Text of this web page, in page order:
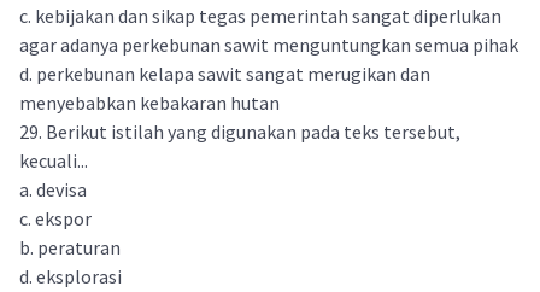
c. kebijakan dan sikap tegas pemerintah sangat diperlukan
agar adanya perkebunan sawit menguntungkan semua pihak
d. perkebunan kelapa sawit sangat merugikan dan
menyebabkan kebakaran hutan
29. Berikut istilah yang digunakan pada teks tersebut,
kecuali...
a. devisa
c. ekspor
b. peraturan
d. eksplorasi